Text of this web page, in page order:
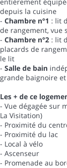
depuis la cuisine
- Chambre n°1 : lit
de rangement, vue
- Chambre n°2 : lit
placards de
le lit
- Salle de bain
grande baignoire
Les + de ce
- Vue dégagée sur
La Visitation)
- Proximité du
- Proximité du lac
- Local à vélo
- Ascenseur
- Promenade au